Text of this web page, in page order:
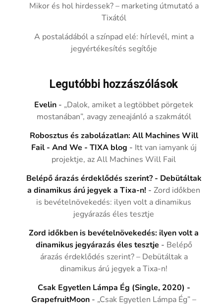
Mikor és hol hirdessek? – marketing útmutató a
Tixától
A postaládából a színpad elé: hírlevél, mint a
jegyértékesítés segítője
Legutóbbi hozzászólások
Evelin - „Dalok, amiket a legtöbbet pörgetek
mostanában”, avagy zeneajánló a szakmától
Robosztus és zabolázatlan: All Machines Will
Fail - And We - TIXA blog - Itt van iamyank új
projektje, az All Machines Will Fail
Belépő árazás érdeklődés szerint? - Debütáltak
a dinamikus árú jegyek a Tixa-n! -Zord időkben
is bevételnövekedés: ilyen volt a dinamikus
jegyárazás éles tesztje
Zord időkben is bevételnövekedés: ilyen volt a
dinamikus jegyárazás éles tesztje - Belépő
árazás érdeklődés szerint? – Debütáltak a
dinamikus árú jegyek a Tixa-n!
Csak Egyetlen Lámpa Ég (Single, 2020) -
GrapefruitMoon - „Csak Egyetlen Lámpa Ég” –